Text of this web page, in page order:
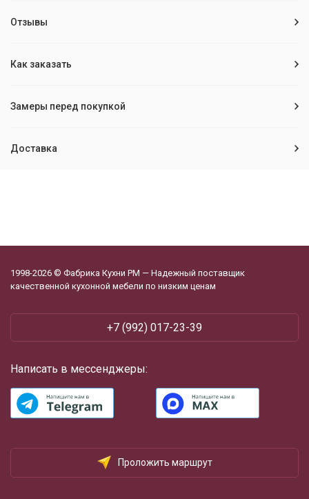
Отзывы
Как заказать
Замеры перед покупкой
Доставка
1998-2026 © Фабрика Кухни РМ — Надежный поставщик
качественной кухонной мебели по низким ценам
+7 (992) 017-23-39
Написать в мессенджеры:
Проложить маршрут